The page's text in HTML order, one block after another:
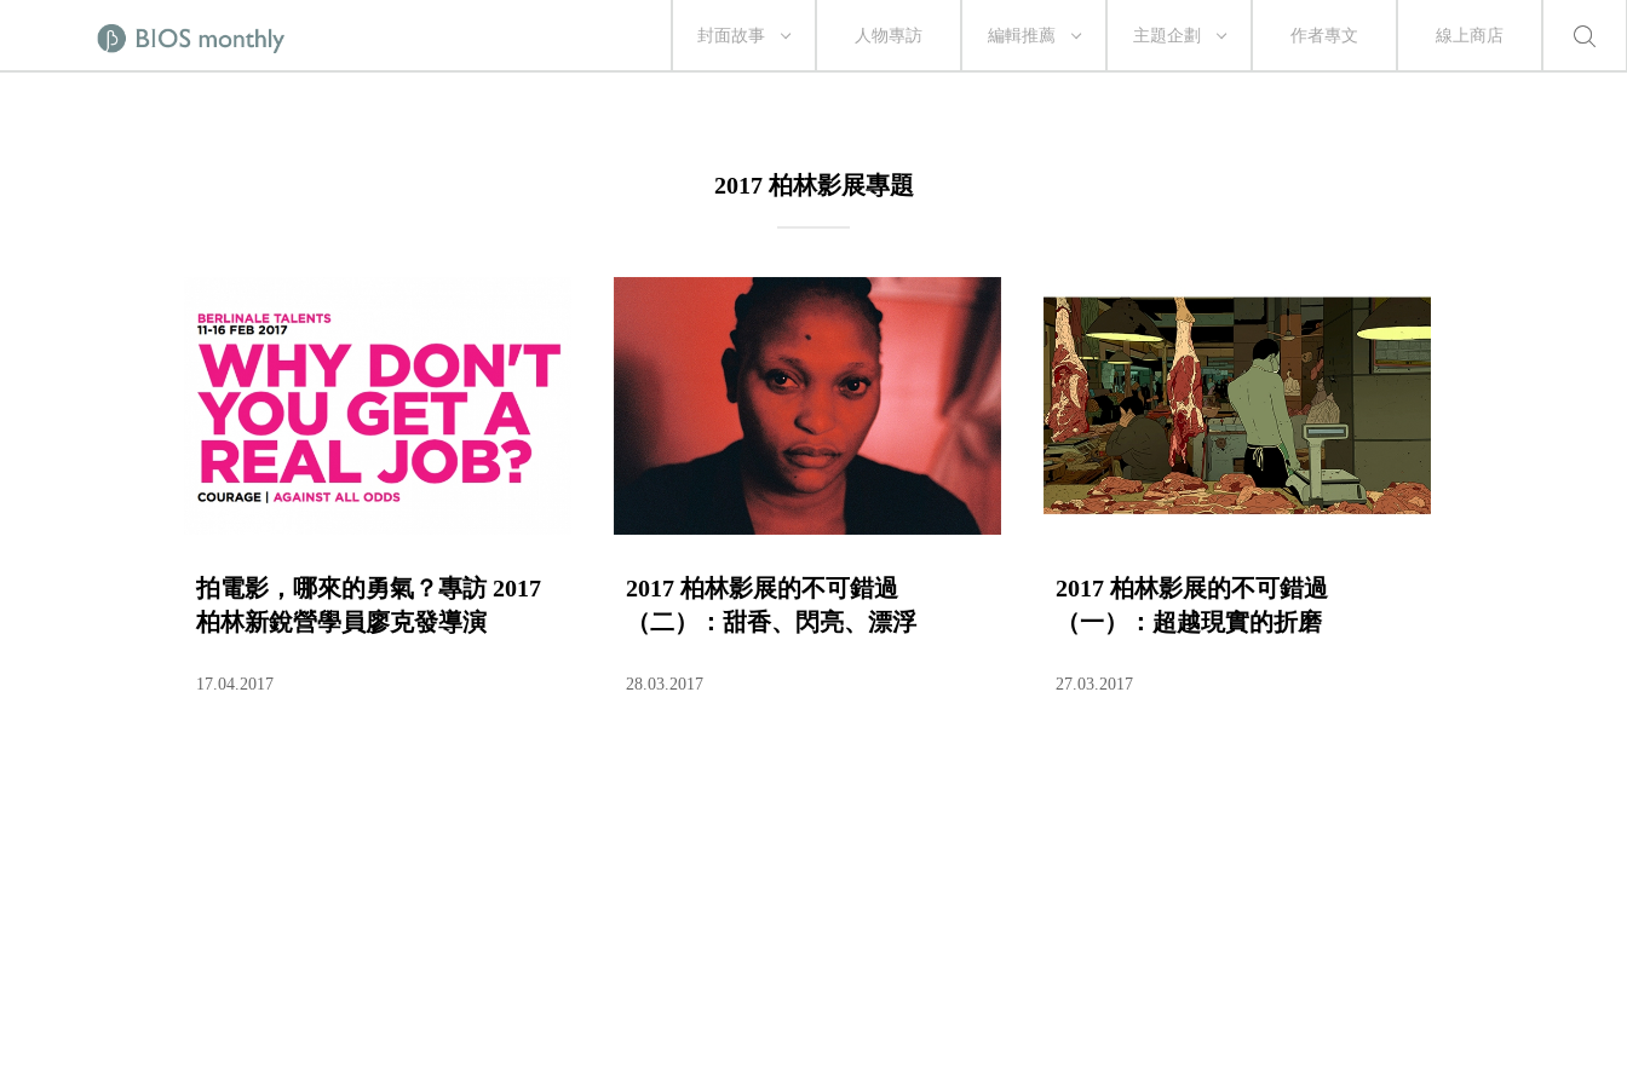
封面故事 人物專訪 編輯推薦 主題企劃 作者專文 線上商店
2017 柏林影展專題
拍電影，哪來的勇氣？專訪 2017
柏林新銳營學員廖克發導演
17.04.2017
2017 柏林影展的不可錯過
（二）：甜香、閃亮、漂浮
28.03.2017
2017 柏林影展的不可錯過
（一）：超越現實的折磨
27.03.2017